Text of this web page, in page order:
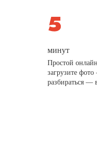
минут
Простой
загрузите
разбираться —